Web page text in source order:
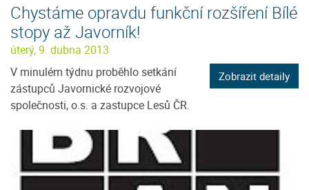
Chystáme opravdu funkční rozšíření Bílé
stopy až Javorník!
úterý, 9. dubna 2013
V minulém týdnu proběhlo setkání
zástupců Javornické rozvojové
společnosti, o.s. a zastupce Lesů ČR.
Zobrazit detaily